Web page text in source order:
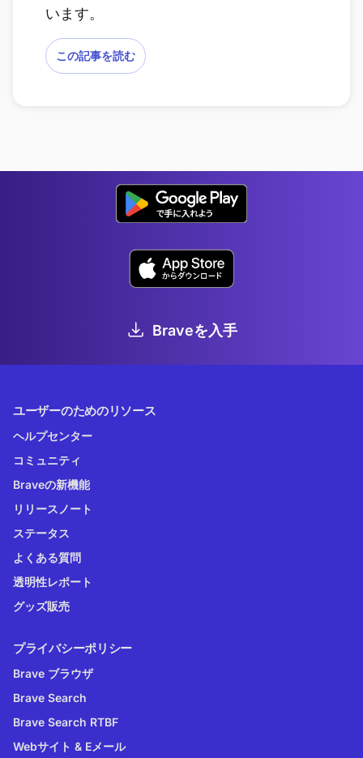
います。
この記事を読む
Braveを入手
ユーザーのためのリソース
ヘルプセンター
コミュニティ
Braveの新機能
リリースノート
ステータス
よくある質問
透明性レポート
グッズ販売
プライバシーポリシー
Brave ブラウザ
Brave Search
Brave Search RTBF
Webサイト & Eメール